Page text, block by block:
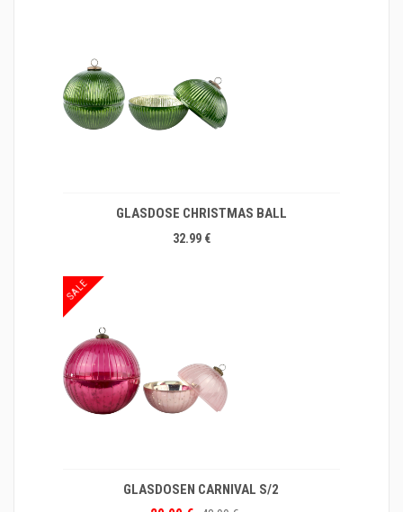
GLASDOSE CHRISTMAS BALL
32.99 €
SALE
GLASDOSEN CARNIVAL S/2